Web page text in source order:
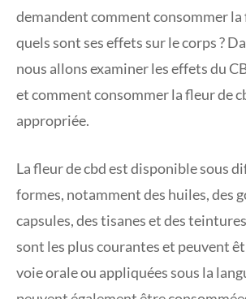
demandent comment consommer la
quels sont ses effets sur le corps ?
nous allons examiner les effets du
et comment consommer la fleur de
appropriée.
La fleur de cbd est disponible sous
formes, notamment des huiles, des
capsules, des tisanes et des
sont les plus courantes et peuvent
voie orale ou appliquées sous la